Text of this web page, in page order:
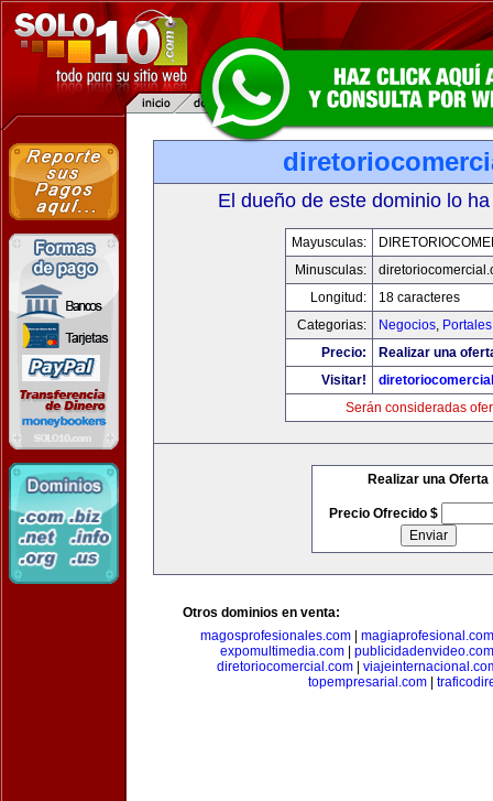
El dueño de este dominio lo
Mayusculas:
Minusculas:
Longitud:
18 caracteres
Categorias:
Negocios, Portales
Precio:
Realizar una
Visitar!
Serán consideradas
Realizar una Oferta
Precio Ofrecido $
Otros dominios en venta:
magosprofesionales.com
magiaprofesional.com
expomultimedia.com
publicidadenvideo.com
diretoriocomercial.com
topempresarial.com|